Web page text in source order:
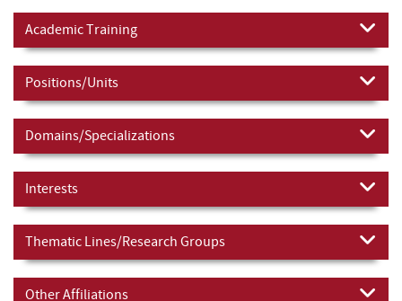
Academic Training
Positions/Units
Domains/Specializations
Interests
Thematic Lines/Research Groups
Other Affiliations